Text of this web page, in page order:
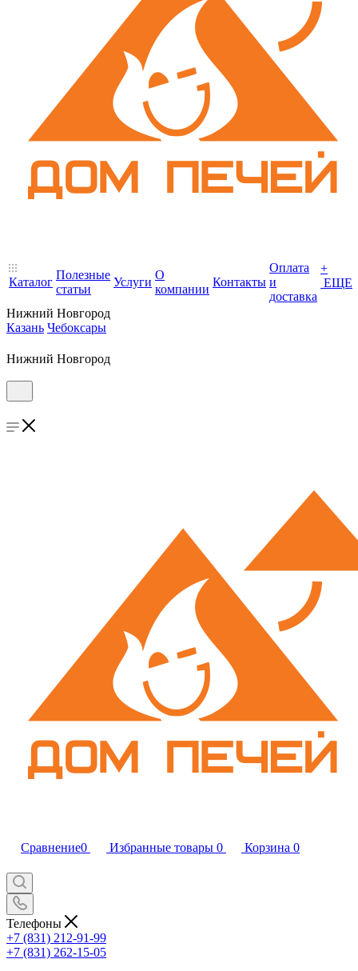
Каталог
Полезные
статьи
Услуги
О
компании
Контакты
Оплата
и
доставка
+
ЕЩЕ
Нижний Новгород
Казань Чебоксары
Нижний Новгород
Сравнение0 Избранные товары 0 Корзина 0
Телефоны
+7 (831) 212-91-99
+7 (831) 262-15-05